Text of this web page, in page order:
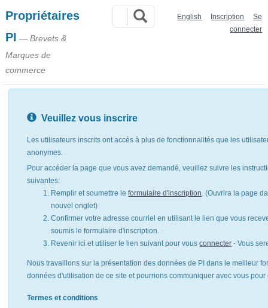
Propriétaires
PI — Brevets &
Marques de
commerce
English Inscription
Se
connecter
Veuillez vous inscrire
Les utilisateurs inscrits ont accès à plus de fonctionnalités que les
anonymes.
Pour accéder la page que vous avez demandé, veuillez suivre les
suivantes:
Remplir et soumettre leformulaire d'inscription. (Ouvrira la page
nouvel onglet)
Confirmer votre adresse courriel en utilisant le lien que vous
soumis le formulaire d'inscription.
Revenir ici et utiliser le lien suivant pour vousconnecter - Vous
Nous travaillons sur la présentation des données de PI dans le meilleur
données d'utilisation de ce site et pourrions communiquer avec vous
Termes et conditions